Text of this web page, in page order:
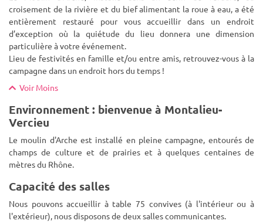
croisement de la rivière et du bief alimentant la roue à eau, a été
entièrement restauré pour vous accueillir dans un endroit
d’exception où la quiétude du lieu donnera une dimension
particulière à votre événement.
Lieu de festivités en famille et/ou entre amis, retrouvez-vous à la
campagne dans un endroit hors du temps !
Voir Moins
Environnement : bienvenue à Montalieu-
Vercieu
Le moulin d'Arche est installé en pleine campagne, entourés de
champs de culture et de prairies et à quelques centaines de
mètres du Rhône.
Capacité des salles
Nous pouvons accueillir à table 75 convives (à l'intérieur ou à
l'extérieur), nous disposons de deux salles communicantes.